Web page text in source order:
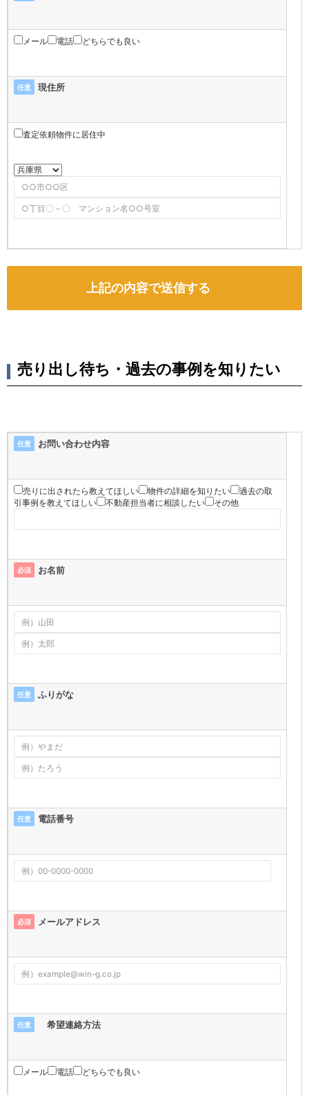
メール 電話 どちらでも良い
任意 現住所
査定依頼物件に居住中
売り出し待ち・過去の事例を知りたい
任意 お問い合わせ内容
売りに出されたら教えてほしい 物件の詳細を知りたい
過去の取
引事例を教えてほしい
不動産担当者に相談したい その他
必須 お名前
任意 ふりがな
任意 電話番号
必須 メールアドレス
任意 希望連絡方法
メール 電話 どちらでも良い